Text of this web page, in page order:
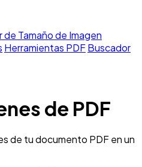
Tamaño de Imagen
Herramientas PDFBuscador
de PDF
de tu documento PDF en un